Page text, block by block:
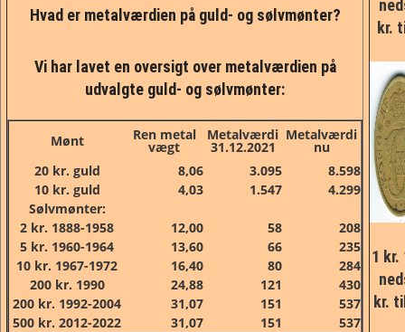
Hvad er metalværdien på guld- og sølvmønter?
Vi har lavet en oversigt over metalværdien på
udvalgte guld- og sølvmønter:
Mønt Ren metal
vægt
Metalværdi
31.12.2021
Metalværdi
nu
20 kr. guld
8,06 3.095
8.598
10 kr. guld
4,03 1.547
4.299
Sølvmønter:
2 kr. 1888-1958
12,00 58
208
5 kr. 1960-1964
13,60 66
235
10 kr. 1967-1972
16,40 80
284
200 kr. 1990
24,88 121
430
200 kr. 1992-2004
31,07 151
537
500 kr. 2012-2022
31,07 151
537
kr.
1 kr.
kr.